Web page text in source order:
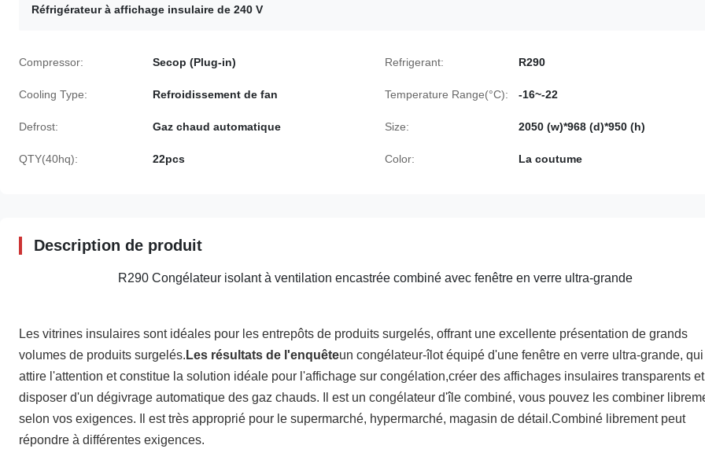
Réfrigérateur à affichage insulaire de 240 V
Compressor: Secop (Plug-in) Refrigerant: R290
Cooling Type: Refroidissement de fan Temperature Range(°C): -16~-22
Defrost: Gaz chaud automatique Size: 2050 (w)*968 (d)*950 (h)
QTY(40hq): 22pcs Color: La coutume
Description de produit
R290 Congélateur isolant à ventilation encastrée combiné avec fenêtre en verre ultra-grande
Les vitrines insulaires sont idéales pour les entrepôts de produits surgelés, offrant une excellente présentation de grands
volumes de produits surgelés. Les résultats de l'enquêteun congélateur-îlot équipé d'une fenêtre en verre ultra-grande, qui
attire l'attention et constitue la solution idéale pour l'affichage sur congélation,créer des affichages insulaires transparents et
disposer d'un dégivrage automatique des gaz chauds. Il est un congélateur d'île combiné, vous pouvez les combiner
selon vos exigences. Il est très approprié pour le supermarché, hypermarché, magasin de détail.Combiné librement peut
répondre à différentes exigences.